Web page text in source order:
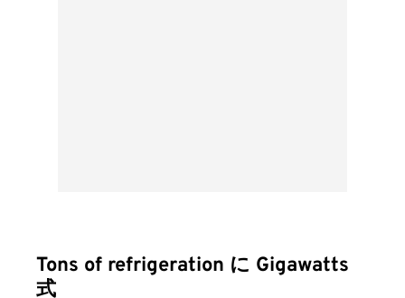
Tons of refrigeration に Gigawatts
式